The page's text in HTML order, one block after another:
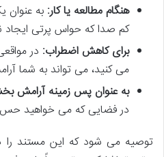
هنگام مطالعه یا کار: به
کم صدا که حواس پرتی ایجاد
برای کاهش اضطراب: در
می کنید، می تواند به شما
به عنوان پس زمینه آرامش
در فضایی که می خواهید
توصیه می شود که این مستند